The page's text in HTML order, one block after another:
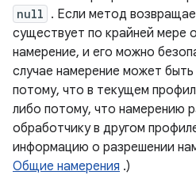
null . Если метод
существует по крайней мере
намерение, и его можно
случае намерение может
потому, что в текущем
либо потому, что намерению
обработчику в другом
информацию о разрешении
Общие намерения .)